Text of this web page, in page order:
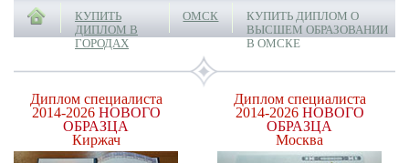
КУПИТЬ
ДИПЛОМ В
ГОРОДАХ
ОМСК
КУПИТЬ ДИПЛОМ О
ВЫСШЕМ ОБРАЗОВАНИИ
В ОМСКЕ
Диплом специалиста
2014-2026 НОВОГО
ОБРАЗЦА
Киржач
Диплом специалиста
2014-2026 НОВОГО
ОБРАЗЦА
Москва